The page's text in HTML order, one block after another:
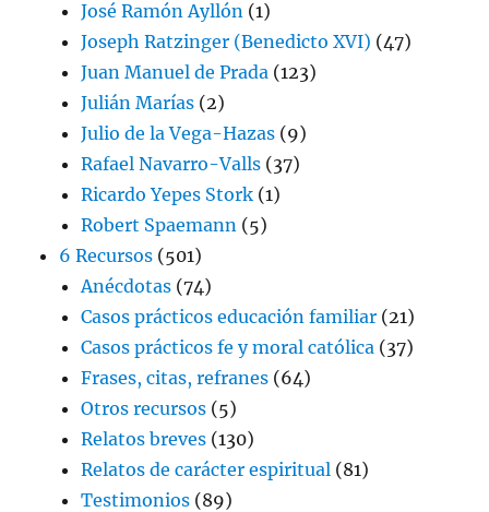
José Ramón Ayllón (1)
Joseph Ratzinger (Benedicto XVI) (47)
Juan Manuel de Prada (123)
Julián Marías (2)
Julio de la Vega-Hazas (9)
Rafael Navarro-Valls (37)
Ricardo Yepes Stork (1)
Robert Spaemann (5)
6 Recursos (501)
Anécdotas (74)
Casos prácticos educación familiar (21)
Casos prácticos fe y moral católica (37)
Frases, citas, refranes (64)
Otros recursos (5)
Relatos breves (130)
Relatos de carácter espiritual (81)
Testimonios (89)